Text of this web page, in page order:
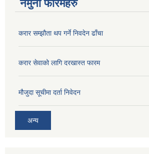
नमुना फारमहरु
करार सम्झौता थप गर्ने निवदेन ढाँचा
करार सेवाको लागि दरखास्त फारम
मौजुदा सूचीमा दर्ता निवेदन
अन्य